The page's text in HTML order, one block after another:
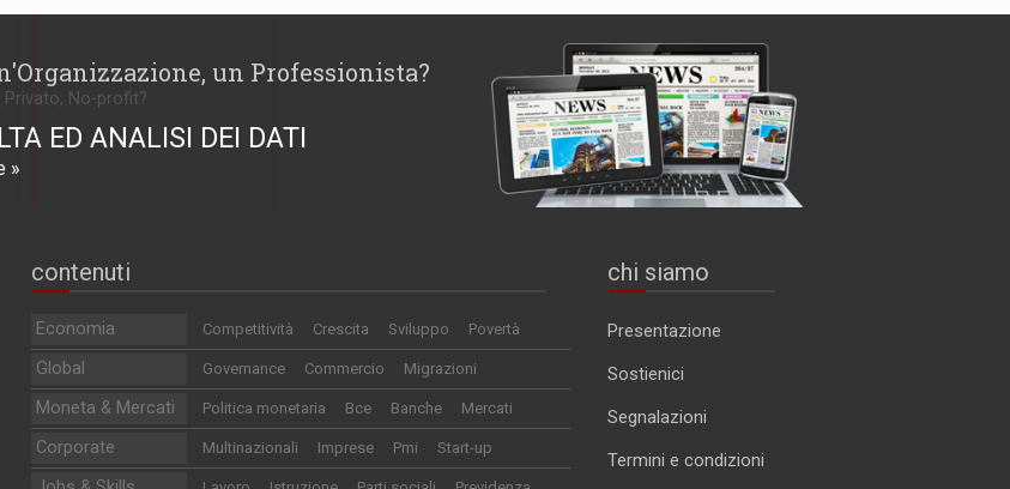
un Professionista?
No-profit?
ED ANALISI DEI DATI
»
contenuti
Economia Competitività Crescita Sviluppo Povertà
Global Governance Commercio Migrazioni
Moneta & Mercati Politica monetaria Bce Banche Mercati
Corporate Multinazionali Imprese Pmi Start-up
chi siamo
Presentazione
Sostienici
Segnalazioni
Termini e condizioni